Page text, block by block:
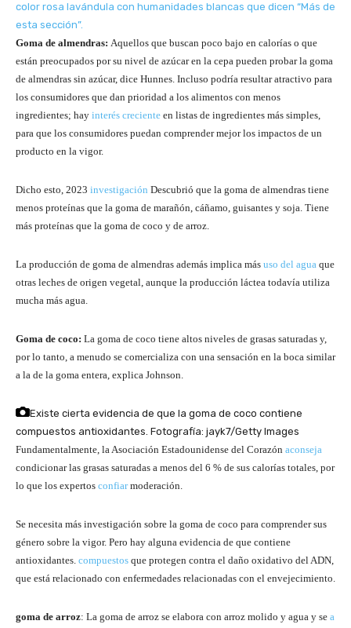
color rosa lavándula con humanidades blancas que dicen “Más de
esta sección”.
Goma de almendras: Aquellos que buscan poco bajo en calorías o que
están preocupados por su nivel de azúcar en la cepa pueden probar la goma
de almendras sin azúcar, dice Hunnes. Incluso podría resultar atractivo para
los consumidores que dan prioridad a los alimentos con menos
ingredientes; hay interés creciente en listas de ingredientes más simples,
para que los consumidores puedan comprender mejor los impactos de un
producto en la vigor.
Dicho esto, 2023 investigación Descubrió que la goma de almendras tiene
menos proteínas que la goma de marañón, cáñamo, guisantes y soja. Tiene
más proteínas que la goma de coco y de arroz.
La producción de goma de almendras además implica más uso del agua que
otras leches de origen vegetal, aunque la producción láctea todavía utiliza
mucha más agua.
Goma de coco: La goma de coco tiene altos niveles de grasas saturadas y,
por lo tanto, a menudo se comercializa con una sensación en la boca similar
a la de la goma entera, explica Johnson.
Existe cierta evidencia de que la goma de coco contiene
compuestos antioxidantes. Fotografía: jayk7/Getty Images
Fundamentalmente, la Asociación Estadounidense del Corazón aconseja
condicionar las grasas saturadas a menos del 6 % de sus calorías totales, por
lo que los expertos confiarmoderación.
Se necesita más investigación sobre la goma de coco para comprender sus
género sobre la vigor. Pero hay alguna evidencia de que contiene
antioxidantes. compuestos que protegen contra el daño oxidativo del ADN,
que está relacionado con enfermedades relacionadas con el envejecimiento.
goma de arroz: La goma de arroz se elabora con arroz molido y agua y se a